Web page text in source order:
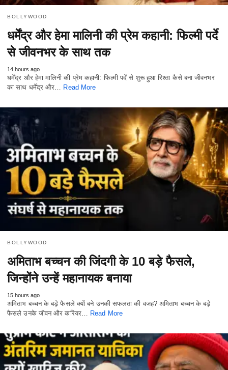
BOLLYWOOD
धर्मेंद्र और हेमा मालिनी की प्रेम कहानी: फिल्मी पर्दे
से जीवनभर के साथ तक
14 hours ago
धर्मेंद्र और हेमा मालिनी की प्रेम कहानी: फिल्मी पर्दे से शुरू हुआ रिश्ता कैसे बना जीवनभर
का साथ धर्मेंद्र और…
Read More
BOLLYWOOD
अमिताभ बच्चन की जिंदगी के 10 बड़े फैसले,
जिन्होंने उन्हें महानायक बनाया
15 hours ago
अमिताभ बच्चन के बड़े फैसले क्यों बने उनकी सफलता की वजह? अमिताभ बच्चन के बड़े
फैसले उनके जीवन और करियर… Read More